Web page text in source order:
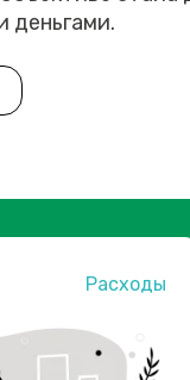
деньгами.
Расходы